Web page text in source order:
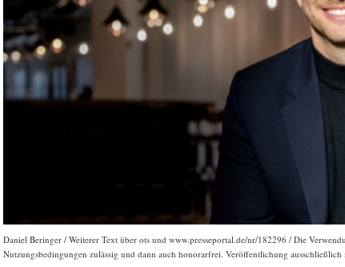
Daniel Beringer / Weiterer Text über ots und www.presseportal.de/nr/182296 / Die
Nutzungsbedingungen zulässig und dann auch honorarfrei. Veröffentlichung ausschließlich